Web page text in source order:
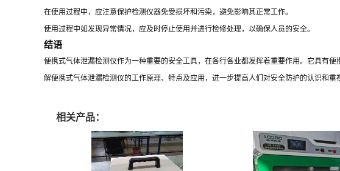
在使用过程中，应注意保护检测仪器免受损坏和污染，避免影响其正常工作。
使用过程中如发现异常情况，应及时停止使用并进行检修处理，以确保人员的安全。
结语
便携式气体泄漏检测仪作为一种重要的安全工具，在各行各业都发挥着重要作用。它具有
解便携式气体泄漏检测仪的工作原理、特点及应用，进一步提高人们对安全防护的认识和重
相关产品：